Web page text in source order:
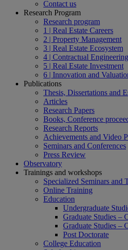
Contact us
Research Program
Research program
1 | Real Estate Careers
2 | Property Management
3 | Real Estate Ecosystem
4 | Contractual Engineering
5 | Real Estate Investment
6 | Innovation and
Publications
Thesis, Dissertations and
Articles
Research Papers
Books, Conference
Research Reports
Achievements and Video
Seminars and Conferences
Press Review
Observatory
Trainings and workshops
Specialized Seminars and
Online Training
Education
Undergraduate
Graduate Studies –
Graduate Studies –
Post Doctorate
College Education